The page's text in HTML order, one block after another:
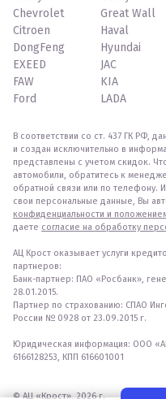
Chevrolet
Citroen
DongFeng
EXEED
FAW
Ford
Great Wall
Haval
Hyundai
JAC
KIA
LADA
В соответствии со ст. 437 ГК РФ,
и создан исключительно в
представлены с учетом скидок.
автомобили, обратитесь к
обратной связи или по телефону.
свои персональные данные, Вы
конфиденциальности и
даете согласие на обработку
АЦ Крост оказывает услуги
партнеров:
Банк-партнер: ПАО «Росбанк»,
28.01.2015.
Партнер по страхованию: СПАО
России № 0928 от 23.09.2015 г.
Юридическая информация: ООО
6166128253, КПП 616601001
© АЦ «Крост», 2026 г.